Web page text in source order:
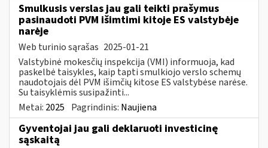
Smulkusis verslas jau gali teikti prašymus
pasinaudoti PVM išimtimi kitoje ES valstybėje
narėje
Web turinio sąrašas 2025-01-21
Valstybinė mokesčių inspekcija (VMI) informuoja, kad
paskelbė taisykles, kaip tapti smulkiojo verslo schemų
naudotojais dėl PVM išimčių kitose ES valstybėse narėse.
Su taisyklėmis susipažinti...
Metai: 2025 Pagrindinis: Naujiena
Gyventojai jau gali deklaruoti investicinę
sąskaitą